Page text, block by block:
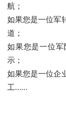
航；
如果您是一位军
道；
如果您是一位
示；
如果您是一位企
工……